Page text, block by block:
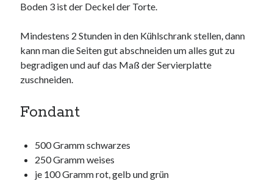
Boden 3 ist der Deckel der Torte.
Mindestens 2 Stunden in den Kühlschrank stellen, dann
kann man die Seiten gut abschneiden um alles gut zu
begradigen und auf das Maß der Servierplatte
zuschneiden.
Fondant
500 Gramm schwarzes
250 Gramm weises
je 100 Gramm rot, gelb und grün